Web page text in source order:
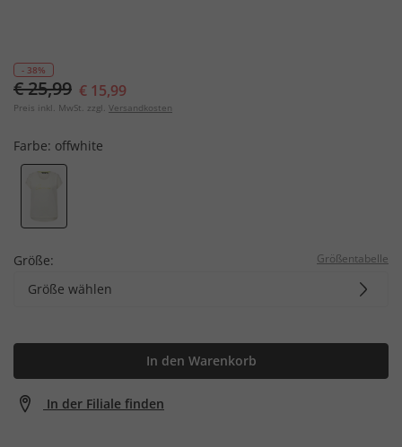
- 38%
€ 25,99 € 15,99
Preis inkl. MwSt. zzgl. Versandkosten
Farbe: offwhite
Größe: Größentabelle
Größe wählen
In den Warenkorb
In der Filiale finden